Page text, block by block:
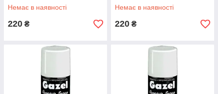
Немає в наявності
220 ₴
Немає в наявності
220 ₴